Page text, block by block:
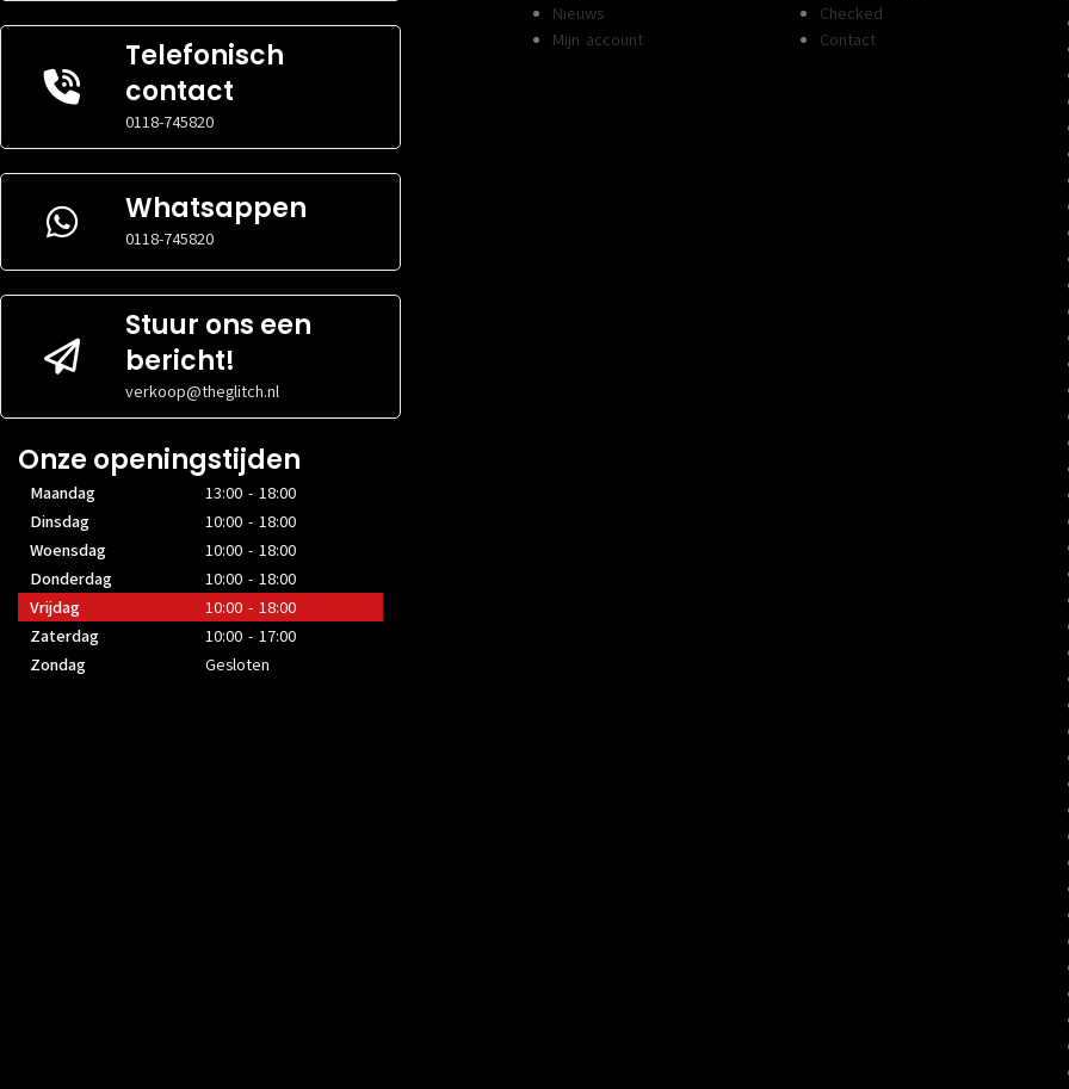
Telefonisch
contact
0118-745820
Whatsappen
0118-745820
Stuur ons een
bericht!
verkoop@theglitch.nl
Onze openingstijden
Maandag
13:00 - 18:00
Dinsdag
10:00 - 18:00
Woensdag
10:00 - 18:00
Donderdag
10:00 - 18:00
Vrijdag
10:00 - 18:00
Zaterdag
10:00 - 17:00
Zondag
Gesloten
Nieuws
Mijn account
Checked
Contact